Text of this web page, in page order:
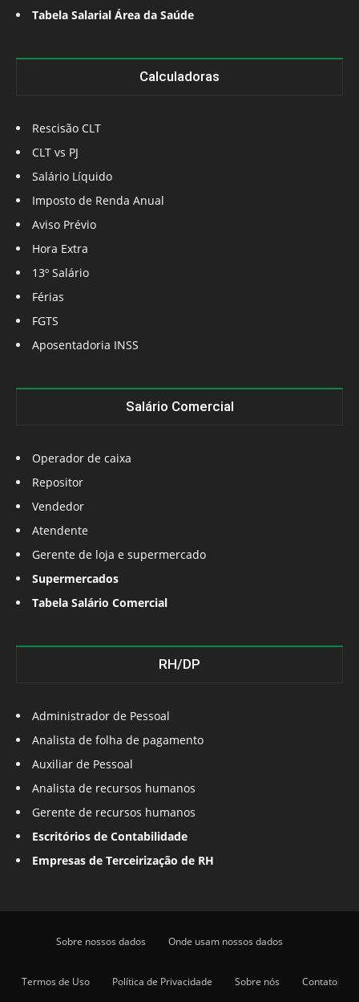
Tabela Salarial Área da Saúde
Calculadoras
Rescisão CLT
CLT vs PJ
Salário Líquido
Imposto de Renda Anual
Aviso Prévio
Hora Extra
13º Salário
Férias
FGTS
Aposentadoria INSS
Salário Comercial
Operador de caixa
Repositor
Vendedor
Atendente
Gerente de loja e supermercado
Supermercados
Tabela Salário Comercial
RH/DP
Administrador de Pessoal
Analista de folha de pagamento
Auxiliar de Pessoal
Analista de recursos humanos
Gerente de recursos humanos
Escritórios de Contabilidade
Empresas de Terceirização de RH
Sobre nossos dados Onde usam nossos dados
Termos de Uso Política de Privacidade Sobre nós Contato